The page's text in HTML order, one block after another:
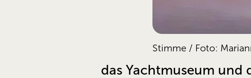
Stimme / Foto:
das Yachtmuseum und